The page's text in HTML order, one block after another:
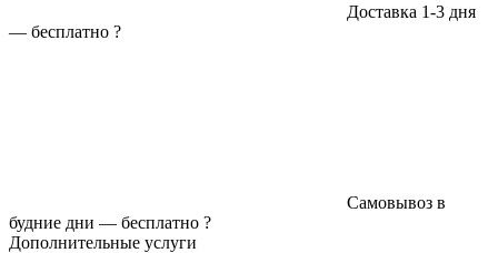
Доставка 1-3 дня
— бесплатно ?
Самовывоз в
будние дни — бесплатно ?
Дополнительные услуги